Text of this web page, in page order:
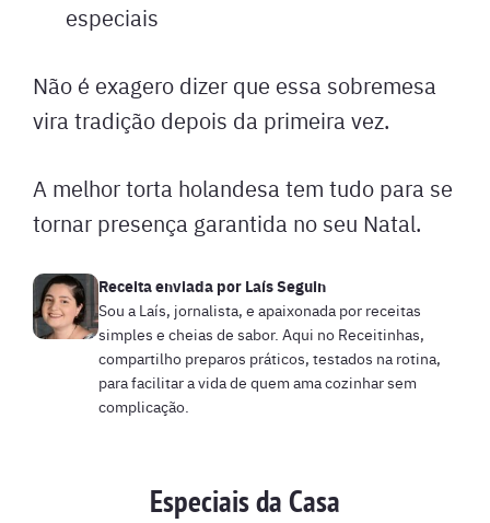
especiais
Não é exagero dizer que essa sobremesa
vira tradição depois da primeira vez.
A melhor torta holandesa tem tudo para se
tornar presença garantida no seu Natal.
Receita enviada por Laís Seguin
Sou a Laís, jornalista, e apaixonada por receitas
simples e cheias de sabor. Aqui no Receitinhas,
compartilho preparos práticos, testados na rotina,
para facilitar a vida de quem ama cozinhar sem
complicação.
Especiais da Casa